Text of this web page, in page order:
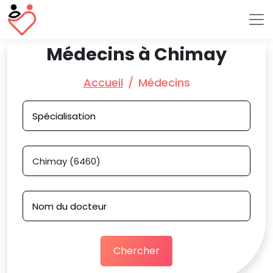
Médecins à Chimay
Accueil Médecins
Chercher